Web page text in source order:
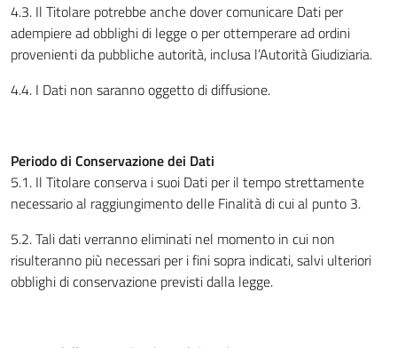
4.3. Il Titolare potrebbe anche dover comunicare Dati per
adempiere ad obblighi di legge o per ottemperare ad ordini
provenienti da pubbliche autorità, inclusa l’Autorità Giudiziaria.
4.4. I Dati non saranno oggetto di diffusione.
Periodo di Conservazione dei Dati
5.1. Il Titolare conserva i suoi Dati per il tempo strettamente
necessario al raggiungimento delle Finalità di cui al punto 3.
5.2. Tali dati verranno eliminati nel momento in cui non
risulteranno più necessari per i fini sopra indicati, salvi ulteriori
obblighi di conservazione previsti dalla legge.